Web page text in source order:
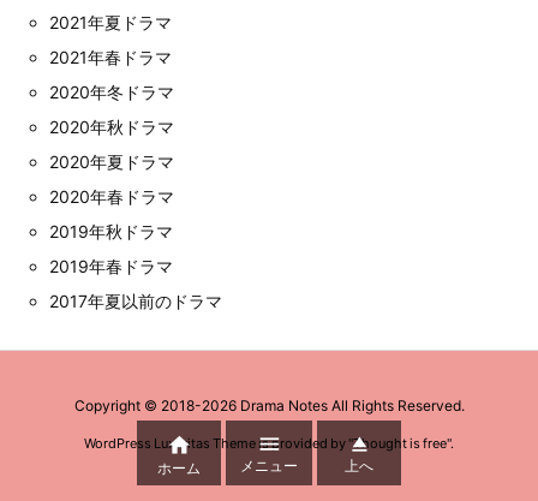
2021年夏ドラマ
2021年春ドラマ
2020年冬ドラマ
2020年秋ドラマ
2020年夏ドラマ
2020年春ドラマ
2019年秋ドラマ
2019年春ドラマ
2017年夏以前のドラマ
Copyright © 2018-2026 Drama NotesAll Rights Reserved.
WordPress Luxeritas Theme is provided by "Thought is free".

ホーム

メニュー

上へ